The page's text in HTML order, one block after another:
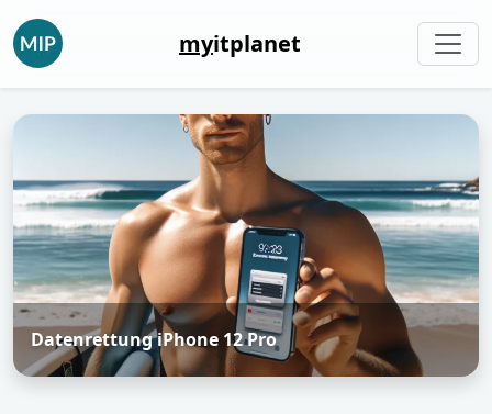
myitplanet
Datenrettung iPhone 12 Pro